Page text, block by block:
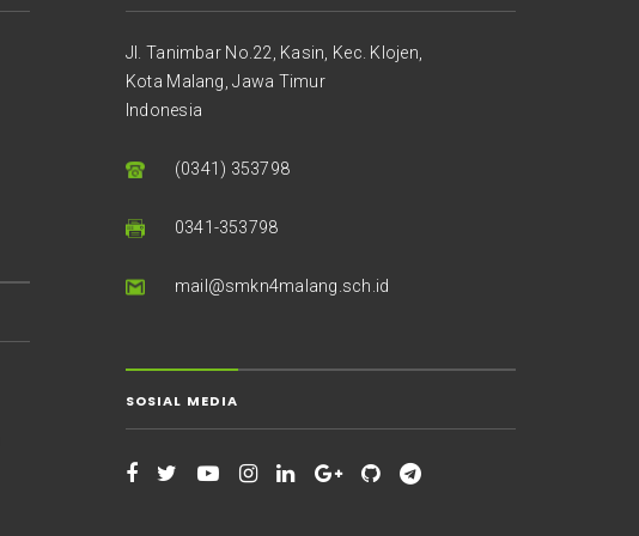
Jl. Tanimbar No.22, Kasin, Kec. Klojen,
Kota Malang, Jawa Timur
Indonesia
(0341) 353798
0341-353798
mail@smkn4malang.sch.id
SOSIAL MEDIA